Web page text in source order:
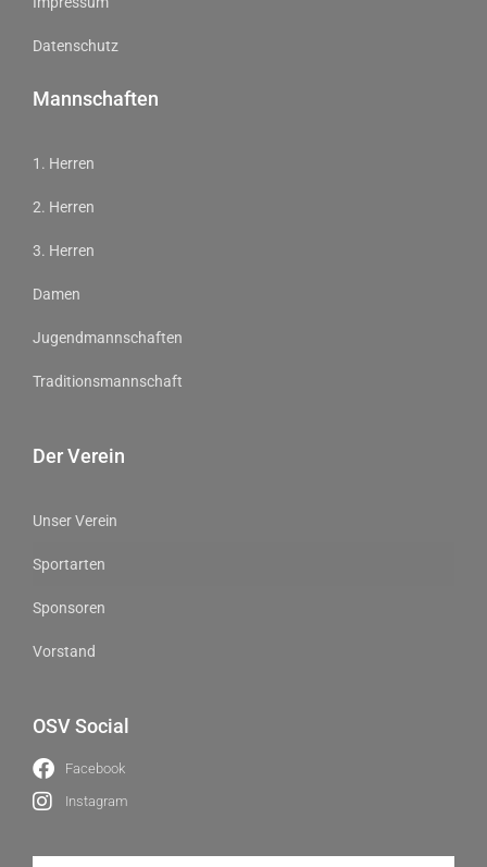
Datenschutz
Mannschaften
1. Herren
2. Herren
3. Herren
Damen
Jugendmannschaften
Traditionsmannschaft
Der Verein
Unser Verein
Sportarten
Sponsoren
Vorstand
OSV Social
Facebook
Instagram